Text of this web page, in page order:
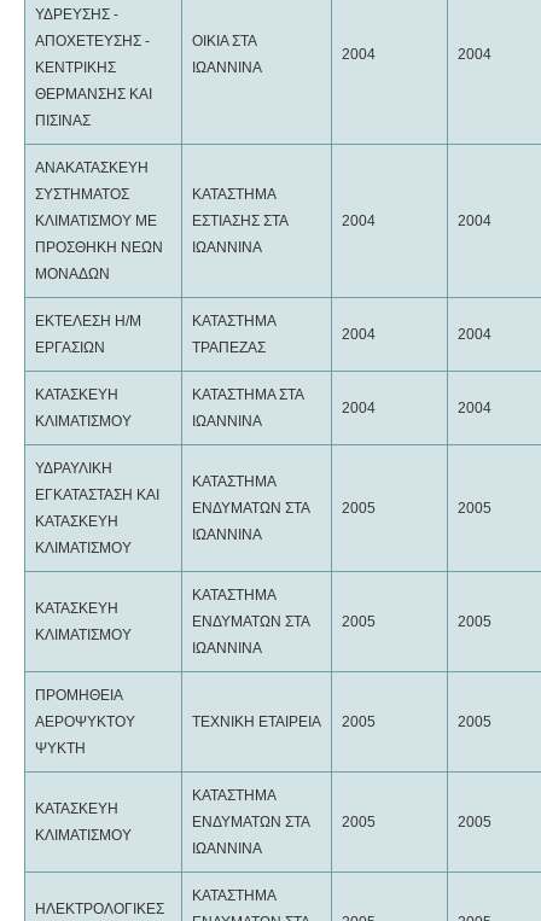
ΥΔΡΕΥΣΗΣ -
ΑΠΟΧΕΤΕΥΣΗΣ -
ΚΕΝΤΡΙΚΗΣ
ΘΕΡΜΑΝΣΗΣ ΚΑΙ
ΠΙΣΙΝΑΣ
ΟΙΚΙΑ ΣΤΑ
ΙΩΑΝΝΙΝΑ
2004 2004
ΑΝΑΚΑΤΑΣΚΕΥΗ
ΣΥΣΤΗΜΑΤΟΣ
ΚΛΙΜΑΤΙΣΜΟΥ ΜΕ
ΠΡΟΣΘΗΚΗ ΝΕΩΝ
ΜΟΝΑΔΩΝ
ΚΑΤΑΣΤΗΜΑ
ΕΣΤΙΑΣΗΣ ΣΤΑ
ΙΩΑΝΝΙΝΑ
2004 2004
ΕΚΤΕΛΕΣΗ Η/Μ
ΕΡΓΑΣΙΩΝ
ΚΑΤΑΣΤΗΜΑ
ΤΡΑΠΕΖΑΣ
2004 2004
ΚΑΤΑΣΚΕΥΗ
ΚΛΙΜΑΤΙΣΜΟΥ
ΚΑΤΑΣΤΗΜΑ ΣΤΑ
ΙΩΑΝΝΙΝΑ
2004 2004
ΥΔΡΑΥΛΙΚΗ
ΕΓΚΑΤΑΣΤΑΣΗ ΚΑΙ
ΚΑΤΑΣΚΕΥΗ
ΚΛΙΜΑΤΙΣΜΟΥ
ΚΑΤΑΣΤΗΜΑ
ΕΝΔΥΜΑΤΩΝ ΣΤΑ
ΙΩΑΝΝΙΝΑ
2005 2005
ΚΑΤΑΣΚΕΥΗ
ΚΛΙΜΑΤΙΣΜΟΥ
ΚΑΤΑΣΤΗΜΑ
ΕΝΔΥΜΑΤΩΝ ΣΤΑ
ΙΩΑΝΝΙΝΑ
2005 2005
ΠΡΟΜΗΘΕΙΑ
ΑΕΡΟΨΥΚΤΟΥ
ΨΥΚΤΗ
ΤΕΧΝΙΚΗ ΕΤΑΙΡΕΙΑ 2005 2005
ΚΑΤΑΣΚΕΥΗ
ΚΛΙΜΑΤΙΣΜΟΥ
ΚΑΤΑΣΤΗΜΑ
ΕΝΔΥΜΑΤΩΝ ΣΤΑ
ΙΩΑΝΝΙΝΑ
2005 2005
ΗΛΕΚΤΡΟΛΟΓΙΚΕΣ
ΚΑΤΑΣΤΗΜΑ